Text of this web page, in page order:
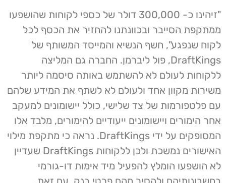
"זיהינו כ- 300,000 דולר של כספי לקוחות שהושפעו
ממתקפת הסייבר ובכוונתנו להחזיר את הכסף לכל
לקוח שנפגע", חשף הנשיא והמייסד המשותף של
DraftKings, פול ליברמן. החברה גם המליצה
ללקוחות לעולם לא להשתמש באותה סיסמה ליותר
משירות מקוון אחד ולעולם לא לשתף את המידע שלהם
עם פלטפורמות של צד שלישי, כולל יישומונים למעקב
אחר הימורים ויישומונים ייעודיים להימורים, מלבד אלו
המסופקים על ידי DraftKings. נראה כי מתקפת מילוי
האישורים נמשכת ולכן ללקוחות DraftKings שעדיין
לא הושפעו הומלץ להפעיל מיד אימות דו-גורמי